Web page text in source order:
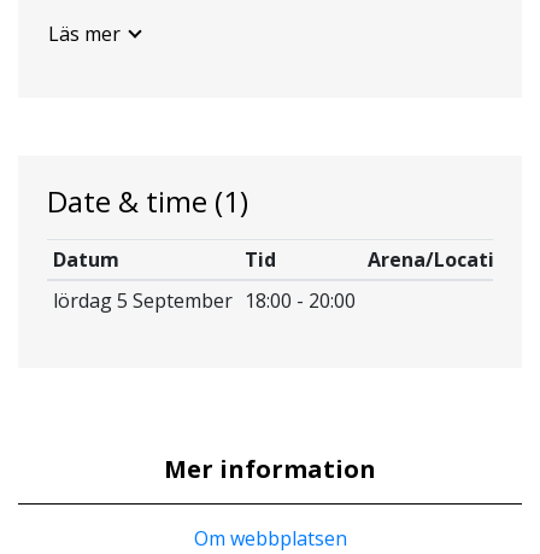
mandolin, bodhran, sång Dag Westling sång,
Läs mer
Date & time (1)
Datum Tid
Arena/Location
lördag 5 September 18:00 - 20:00
Mer information
Om webbplatsen